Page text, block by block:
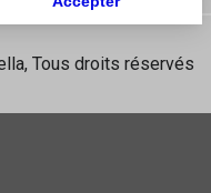
Tous droits réservés